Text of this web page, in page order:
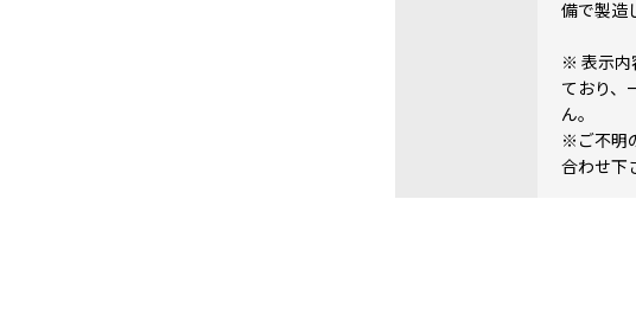
備で製造
※ 表示内
ており、
ん。
※ご不明
合わせ下